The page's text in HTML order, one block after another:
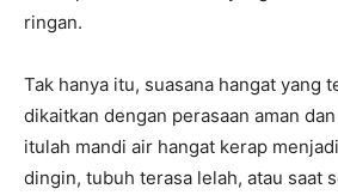
ringan.
Tak hanya itu, suasana hangat yang
dikaitkan dengan perasaan aman
itulah mandi air hangat kerap
dingin, tubuh terasa lelah, atau saat